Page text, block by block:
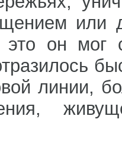
или
это он мог
линии,